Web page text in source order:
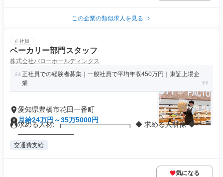
この企業の類似求人を見る
正社員
ベーカリー部門スタッフ
株式会社バローホールディングス
正社員での経験者募集｜一般社員で平均年収450万円｜東証上場企
業
愛知県豊橋市花田一番町
月給24万円～35万5000円
求める人材: ┏━━━━━━━━━┓ ◆ 求める人材像 ◆ ┗━
━━━━━━━━...
交通費支給
気になる